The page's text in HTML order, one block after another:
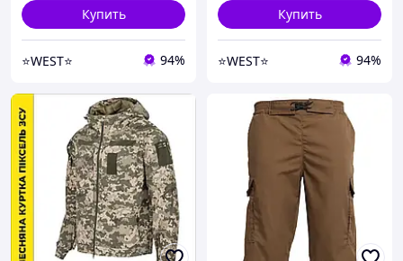
Купить
⭐️WEST⭐️ 94%
Купить
⭐️WEST⭐️ 94%